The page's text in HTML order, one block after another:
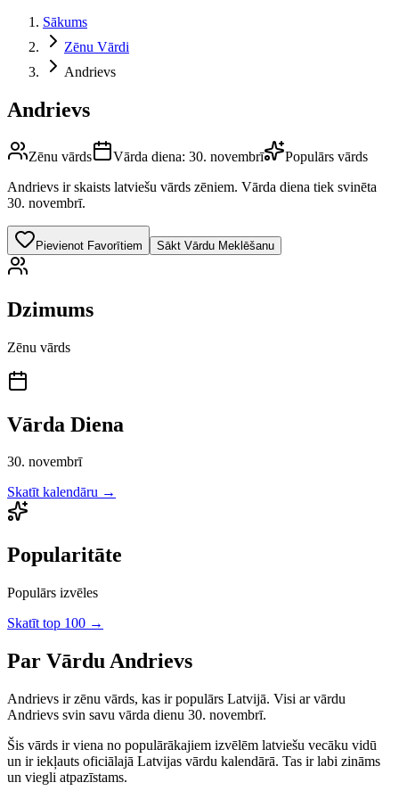
Sākums
Zēnu Vārdi
Andrievs
Andrievs
Zēnu vārds Vārda diena: 30. novembrī
Populārs vārds
Andrievs ir skaists latviešu vārds zēniem. Vārda diena tiek svinēta
30. novembrī.
Pievienot Favorītiem Sākt Vārdu Meklēšanu
Dzimums
Zēnu vārds
Vārda Diena
30. novembrī
Skatīt kalendāru →
Popularitāte
Populārs izvēles
Skatīt top 100 →
Par Vārdu Andrievs
Andrievs irzēnu vārds, kas ir populārs Latvijā. Visi ar vārdu
Andrievs svin savu vārda dienu 30. novembrī.
Šis vārds ir viena no populārākajiem izvēlēm latviešu vecāku vidū
un ir iekļauts oficiālajā Latvijas vārdu kalendārā. Tas ir labi zināms
un viegli atpazīstams.